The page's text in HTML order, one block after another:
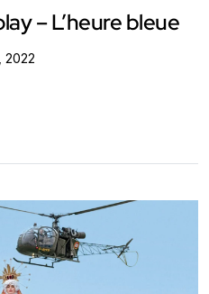
– L’heure bleue
2022